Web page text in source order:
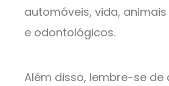
automóveis, vida,
e odontológicos.
Além disso, lembre-se de